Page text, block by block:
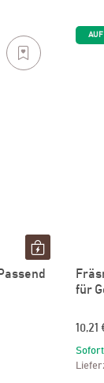
AUF
für
10,21